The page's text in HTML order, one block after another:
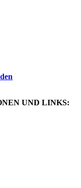
UND LINKS: